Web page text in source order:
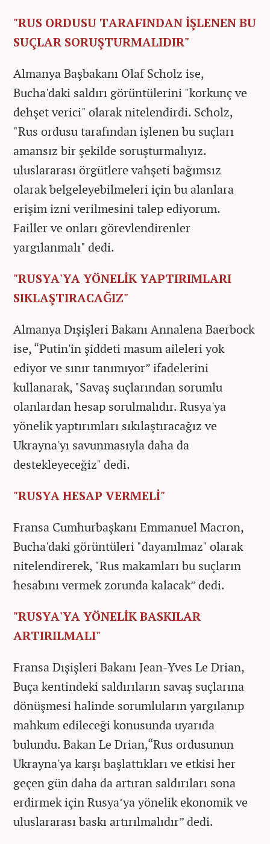
"RUS ORDUSU TARAFINDAN İŞLENEN BU
SUÇLAR SORUŞTURMALIDIR"
Almanya Başbakanı Olaf Scholz ise,
Bucha'daki saldırı görüntülerini "korkunç ve
dehşet verici" olarak nitelendirdi. Scholz,
"Rus ordusu tarafından işlenen bu suçları
amansız bir şekilde soruşturmalıyız.
uluslararası örgütlere vahşeti bağımsız
olarak belgeleyebilmeleri için bu alanlara
erişim izni verilmesini talep ediyorum.
Failler ve onları görevlendirenler
yargılanmalı" dedi.
"RUSYA'YA YÖNELİK YAPTIRIMLARI
SIKLAŞTIRACAĞIZ"
Almanya Dışişleri Bakanı Annalena Baerbock
ise, “Putin'in şiddeti masum aileleri yok
ediyor ve sınır tanımıyor” ifadelerini
kullanarak, "Savaş suçlarından sorumlu
olanlardan hesap sorulmalıdır. Rusya'ya
yönelik yaptırımları sıkılaştıracağız ve
Ukrayna'yı savunmasıyla daha da
destekleyeceğiz" dedi.
"RUSYA HESAP VERMELİ"
Fransa Cumhurbaşkanı Emmanuel Macron,
Bucha'daki görüntüleri "dayanılmaz" olarak
nitelendirerek, "Rus makamları bu suçların
hesabını vermek zorunda kalacak” dedi.
"RUSYA'YA YÖNELİK BASKILAR
ARTIRILMALI"
Fransa Dışişleri Bakanı Jean-Yves Le Drian,
Buça kentindeki saldırıların savaş suçlarına
dönüşmesi halinde sorumluların yargılanıp
mahkum edileceği konusunda uyarıda
bulundu. Bakan Le Drian,“Rus ordusunun
Ukrayna'ya karşı başlattıkları ve etkisi her
geçen gün daha da artıran saldırıları sona
erdirmek için Rusya’ya yönelik ekonomik ve
uluslararası baskı artırılmalıdır” dedi.